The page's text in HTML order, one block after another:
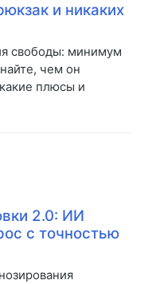
и никаких
свободы: минимум
чем он
плюсы и
2.0: ИИ
с точностью